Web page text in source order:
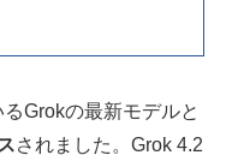
Grokの最新モデルと
されました。Grok 4.2